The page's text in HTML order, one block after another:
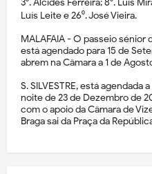
3⁰. Alcides Ferreira; 8⁰. Luís
Luís Leite e 26⁰. José Vieira.
MALAFAIA - O passeio sénior
está agendado para 15 de
abrem na Câmara a 1 de
S. SILVESTRE, está agendada
noite de 23 de Dezembro de
com o apoio da Câmara de
Braga sai da Praça da